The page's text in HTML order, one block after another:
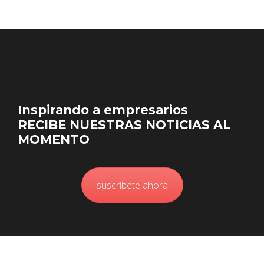
Inspirando a empresarios
RECIBE NUESTRAS NOTICIAS AL
MOMENTO
suscríbete ahora